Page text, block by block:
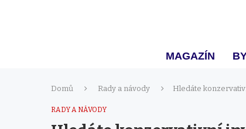
MAGAZÍN
Domů Rady a návody Hledáte
RADY A NÁVODY